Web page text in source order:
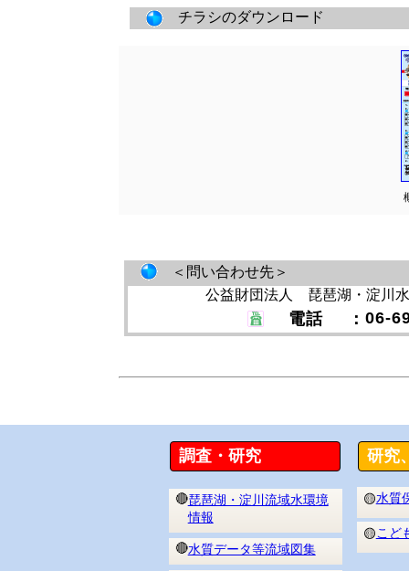
調査・研究
🔴琵琶湖・淀川流域水環境
情報
🔴水質データ等流域図集
研究
🟡水質
🟡こど
チラシのダウンロード
＜問い合わせ先＞
公益財団法人 琵琶湖・淀川
電話 ： 06-